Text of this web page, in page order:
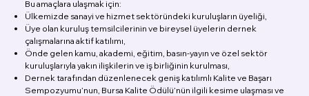
Bu amaçlara ulaşmak için:
Ülkemizde sanayi ve hizmet sektöründeki kuruluşların üyeliği,
Üye olan kuruluş temsilcilerinin ve bireysel üyelerin dernek
çalışmalarına aktif katılımı,
Önde gelen kamu, akademi, eğitim, basın-yayın ve özel sektör
kuruluşlarıyla yakın ilişkilerin ve iş birliğinin kurulması,
Dernek tarafından düzenlenecek geniş katılımlı Kalite ve Başarı
Sempozyumu’nun, Bursa Kalite Ödülü’nün ilgili kesime ulaşması ve